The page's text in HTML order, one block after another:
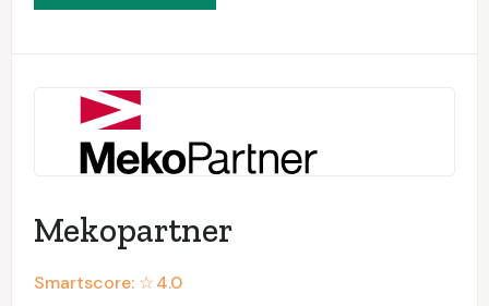
Mekopartner
Smartscore: ☆4.0